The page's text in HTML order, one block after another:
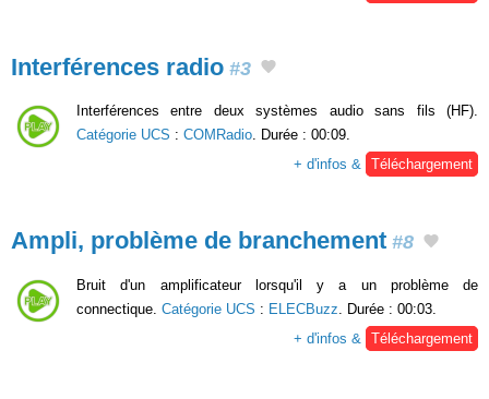
Interférences radio #3
Interférences entre deux systèmes audio sans fils (HF).
Catégorie UCS : COMRadio. Durée : 00:09.
+ d'infos & Téléchargement
Ampli, problème de branchement #8
Bruit d'un amplificateur lorsqu'il y a un problème de
connectique. Catégorie UCS : ELECBuzz . Durée : 00:03.
+ d'infos &
Téléchargement